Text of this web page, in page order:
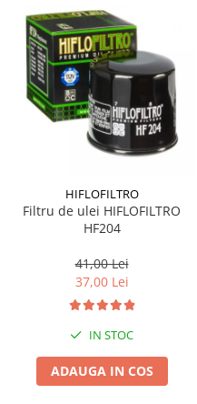
HIFLOFILTRO
Filtru de ulei HIFLOFILTRO
HF204
41,00 Lei
37,00 Lei
IN STOC
ADAUGA IN COS